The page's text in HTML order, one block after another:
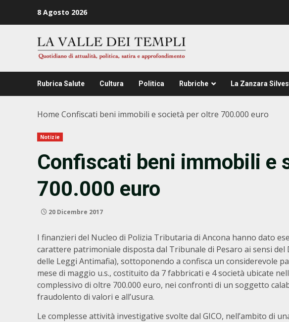
8 Agosto 2026
Rubrica Salute Cultura Politica Rubriche La Zanzara
Home Confiscati beni immobili e società per oltre 700.000 euro
Notizie
Confiscati beni immobili e
700.000 euro
20 Dicembre 2017
I finanzieri del Nucleo di Polizia Tributaria di Ancona hanno dato
carattere patrimoniale disposta dal Tribunale di Pesaro ai sensi del
delle Leggi Antimafia), sottoponendo a confisca un considerevole
mese di maggio u.s., costituito da 7 fabbricati e 4 società ubicate
complessivo di oltre 700.000 euro, nei confronti di un soggetto
fraudolento di valori e all’usura.
Le complesse attività investigative svolte dal GICO, nell’ambito di